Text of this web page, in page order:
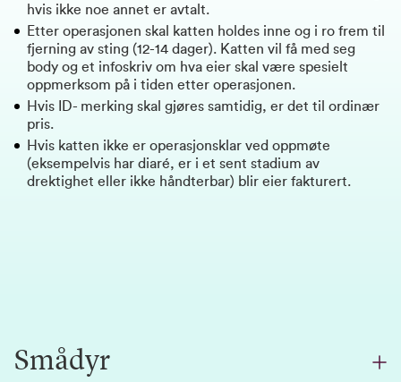
hvis ikke noe annet er avtalt.
Etter operasjonen skal katten holdes inne og i ro frem til
fjerning av sting (12-14 dager). Katten vil få med seg
body og et infoskriv om hva eier skal være spesielt
oppmerksom på i tiden etter operasjonen.
Hvis ID- merking skal gjøres samtidig, er det til ordinær
pris.
Hvis katten ikke er operasjonsklar ved oppmøte
(eksempelvis har diaré, er i et sent stadium av
drektighet eller ikke håndterbar) blir eier fakturert.
Smådyr